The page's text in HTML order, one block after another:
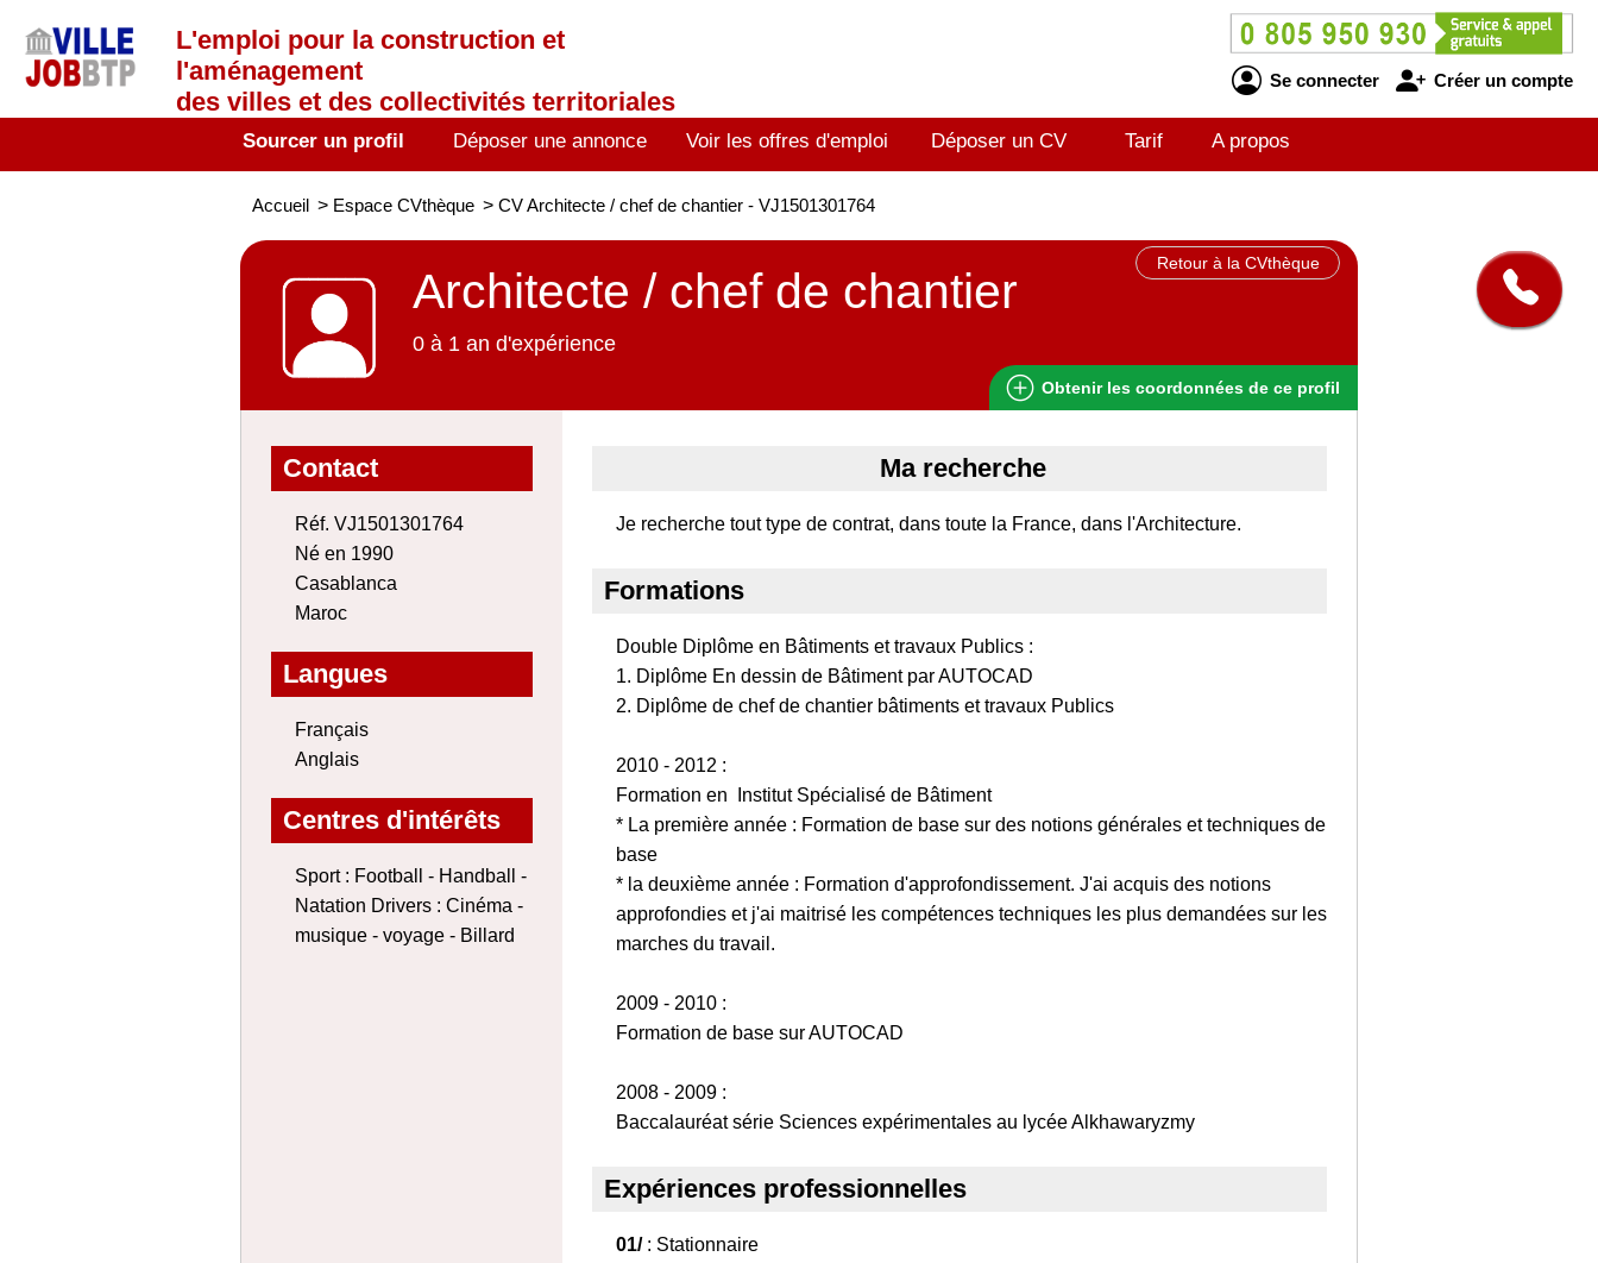
L'emploi pour la construction et
l'aménagement
des villes et des collectivités territoriales
Se connecter Créer un compte
Sourcer un profil Déposer une annonce Voir les offres d'emploi Déposer un CV Tarif A propos
Accueil > Espace CVthèque > CV Architecte / chef de chantier - VJ1501301764
Retour à la CVthèque
Architecte / chef de chantier
0 à 1 an d'expérience
Obtenir les coordonnées de ce profil
Contact
Réf. VJ1501301764
Né en 1990
Casablanca
Maroc
Langues
Français
Anglais
Centres d'intérêts
Sport : Football - Handball -
Natation Drivers : Cinéma -
musique - voyage - Billard
Ma recherche
Je recherche tout type de contrat, dans toute la France, dans l'Architecture.
Formations
Double Diplôme en Bâtiments et travaux Publics :
1. Diplôme En dessin de Bâtiment par AUTOCAD
2. Diplôme de chef de chantier bâtiments et travaux Publics
2010 - 2012 :
Formation en Institut Spécialisé de Bâtiment
* La première année : Formation de base sur des notions générales et techniques de
base
* la deuxième année : Formation d'approfondissement. J'ai acquis des notions
approfondies et j'ai maitrisé les compétences techniques les plus demandées sur les
marches du travail.
2009 - 2010 :
Formation de base sur AUTOCAD
2008 - 2009 :
Baccalauréat série Sciences expérimentales au lycée Alkhawaryzmy
Expériences professionnelles
01/: Stationnaire